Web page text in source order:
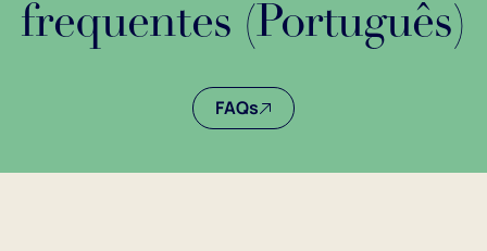
frequentes (Português)
FAQs